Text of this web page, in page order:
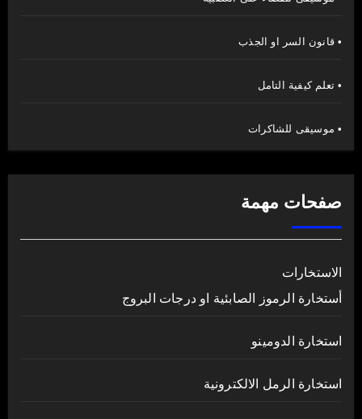
• قانون السر او الجذب
• تعلم كيفية التامل
• موسيقى للشاكرات
صفحات مهمة
الاستخارات
أستخارة الرموز الصابئية او درجات البروج
استخارة الدومينو
استخارة الرمل الالكترونية